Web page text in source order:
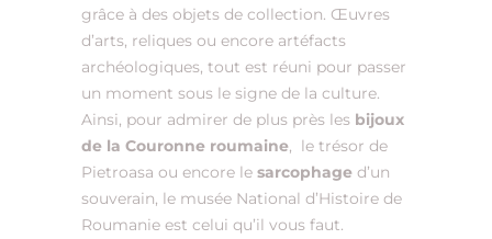
grâce à des objets de collection. Œuvres
d’arts, reliques ou encore artéfacts
archéologiques, tout est réuni pour passer
un moment sous le signe de la culture.
Ainsi, pour admirer de plus près les bijoux
de la Couronne roumaine, le trésor de
Pietroasa ou encore le sarcophage d’un
souverain, le musée National d’Histoire de
Roumanie est celui qu’il vous faut.